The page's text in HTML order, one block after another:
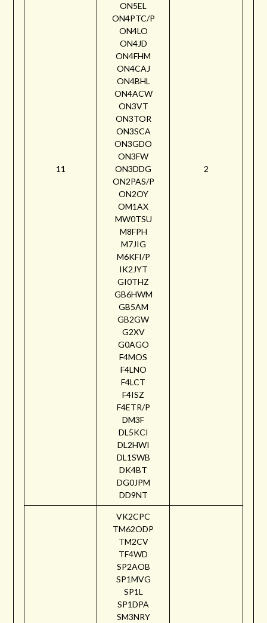
11
ON5EL
ON4PTC/P
ON4LO
ON4JD
ON4FHM
ON4CAJ
ON4BHL
ON4ACW
ON3VT
ON3TOR
ON3SCA
ON3GDO
ON3FW
ON3DDG
ON2PAS/P
ON2OY
OM1AX
MW0TSU
M8FPH
M7JIG
M6KFI/P
IK2JYT
GI0THZ
GB6HWM
GB5AM
GB2GW
G2XV
G0AGO
F4MOS
F4LNO
F4LCT
F4ISZ
F4ETR/P
DM3F
DL5KCI
DL2HWI
DL1SWB
DK4BT
DG0JPM
DD9NT
2
VK2CPC
TM62ODP
TM2CV
TF4WD
SP2AOB
SP1MVG
SP1L
SP1DPA
SM3NRY